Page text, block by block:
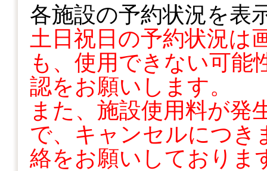
各施設の予約状況を表
土日祝日の予約状況は
も、使用できない可能
認をお願いします。
また、施設使用料が発
で、キャンセルにつき
絡をお願いしておりま